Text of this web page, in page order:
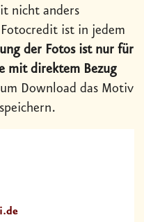
nicht anders
ist in jedem
der Fotos ist nur für
mit direktem Bezug
Download das Motiv